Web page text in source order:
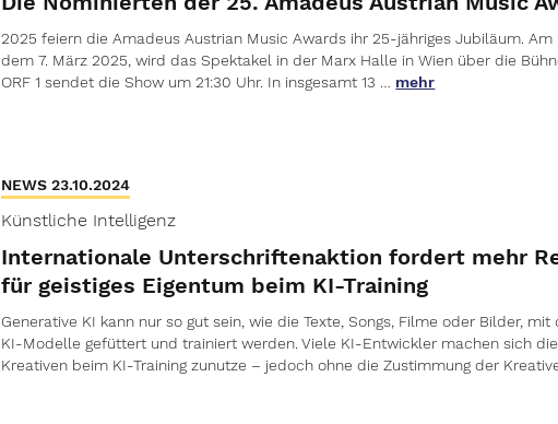
2025 feiern die Amadeus Austrian Music Awards ihr 25-jähriges Jubiläum. Am
dem 7. März 2025, wird das Spektakel in der Marx Halle in Wien über die
ORF 1 sendet die Show um 21:30 Uhr. In insgesamt 13 … mehr
NEWS 23.10.2024
Künstliche Intelligenz
Internationale Unterschriftenaktion fordert mehr
für geistiges Eigentum beim KI-Training
Generative KI kann nur so gut sein, wie die Texte, Songs, Filme oder Bilder, mit
KI-Modelle gefüttert und trainiert werden. Viele KI-Entwickler machen sich
Kreativen beim KI-Training zunutze – jedoch ohne die Zustimmung der